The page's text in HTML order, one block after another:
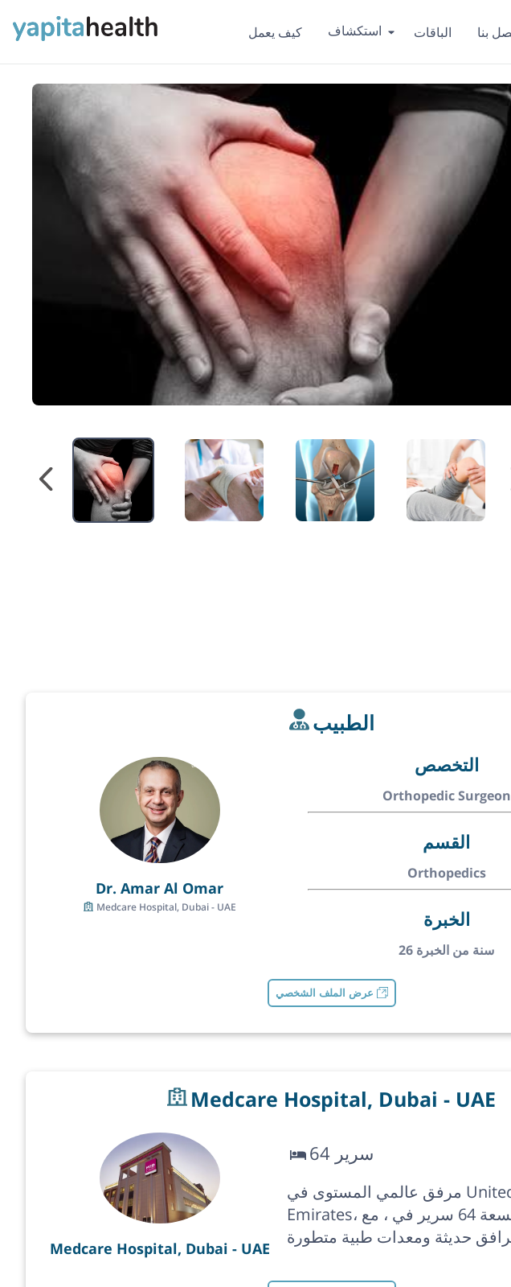
كيف يعمل استكشاف الباقات بنا
الطبيب
Dr. Amar Al Omar
Medcare Hospital, Dubai - UAE
التخصص
Orthopedic Surgeon
القسم
Orthopedics
الخبرة
26 سنة من الخبرة
عرض الملف الشخصي
Medcare Hospital, Dubai - UAE
Medcare Hospital, Dubai - UAE
64 سرير
مرفق عالمي المستوى في United Arab
Emirates، مستشفى بسعة 64 سرير في ، مع
حديثة ومعدات طبية متطورة